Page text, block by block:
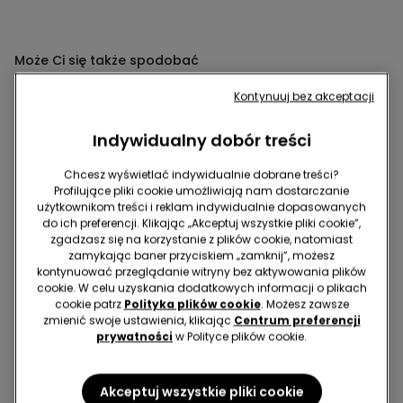
Może Ci się także spodobać
Darmowa dostawa
Bawełna organiczna
2 ZA 49,99 ZŁ
4 Kolor/-y
Indywidualny dobór treści
Chcesz wyświetlać indywidualnie dobrane treści?
Profilujące pliki cookie umożliwiają nam dostarczanie
użytkownikom treści i reklam indywidualnie dopasowanych
do ich preferencji. Klikając „Akceptuj wszystkie pliki cookie”,
zgadzasz się na korzystanie z plików cookie, natomiast
zamykając baner przyciskiem „zamknij”, możesz
kontynuować przeglądanie witryny bez aktywowania plików
cookie. W celu uzyskania dodatkowych informacji o plikach
cookie patrz Polityka plików cookie. Możesz zawsze
zmienić swoje ustawienia, klikając Centrum preferencji
prywatnościw Polityce plików cookie.
Akceptuj wszystkie pliki cookie
Kontynuuj bez akceptacji